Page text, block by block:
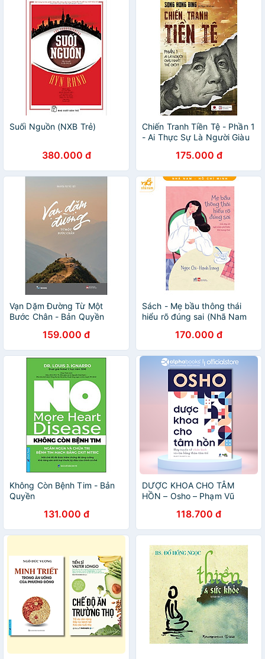
Suối Nguồn (NXB Trẻ)
380.000 đ
Chiến Tranh Tiền Tệ - Phần 1
- Ai Thực Sự Là Người Giàu
175.000 đ
Vạn Dặm Đường Từ Một
Bước Chân - Bản Quyền
159.000 đ
Sách - Mẹ bầu thông thái
hiểu rõ đúng sai (Nhã Nam
170.000 đ
Không Còn Bệnh Tim - Bản
Quyền
131.000 đ
DƯỢC KHOA CHO TÂM
HỒN – Osho – Phạm Vũ
NXB Dân Trí118.700 đ